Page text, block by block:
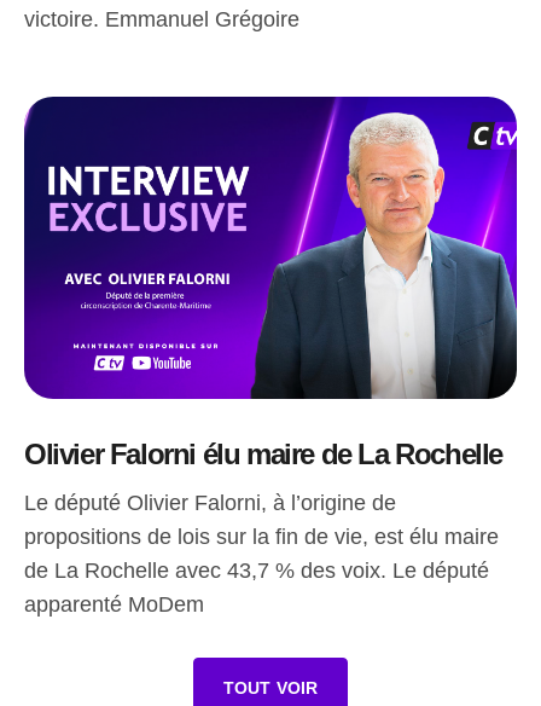
victoire. Emmanuel Grégoire
Olivier Falorni élu maire de La Rochelle
Le député Olivier Falorni, à l’origine de
propositions de lois sur la fin de vie, est élu maire
de La Rochelle avec 43,7 % des voix. Le député
apparenté MoDem
TOUT VOIR